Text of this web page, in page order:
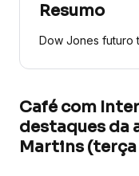
Resumo
Dow Jones futuro
Café com
destaques da
Martins (terça